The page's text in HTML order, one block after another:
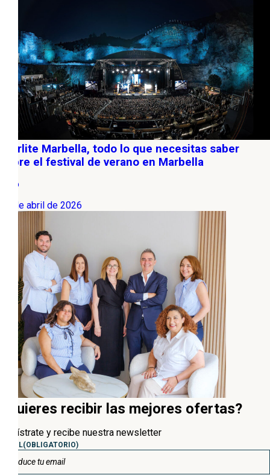
Starlite Marbella, todo lo que necesitas saber
sobre el festival de verano en Marbella
Ocio
21 de abril de 2026
¿Quieres recibir las mejores ofertas?
Regístrate y recibe nuestra newsletter
EMAIL(OBLIGATORIO)